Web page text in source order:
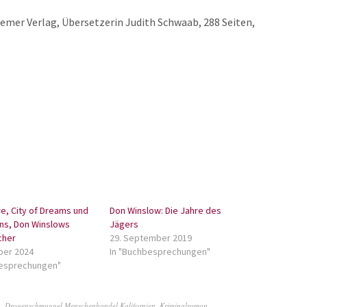
Verlag, Übersetzerin Judith Schwaab, 288 Seiten,
City of Dreams und
Don Winslows
2024
Don Winslow: Die Jahre des
Jägers
29. September 2019
In "Buchbesprechungen"